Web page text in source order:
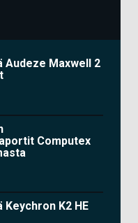
Audeze Maxwell 2
Computex
K2 HE